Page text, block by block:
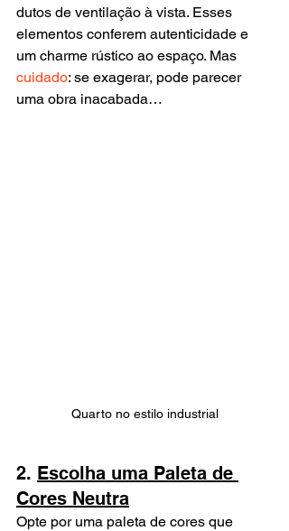
dutos de ventilação à vista. Esses
elementos conferem autenticidade e
um charme rústico ao espaço. Mas
cuidado: se exagerar, pode parecer
uma obra inacabada…
Quarto no estilo industrial
2. Escolha uma Paleta de
Cores Neutra
Opte por uma paleta de cores que